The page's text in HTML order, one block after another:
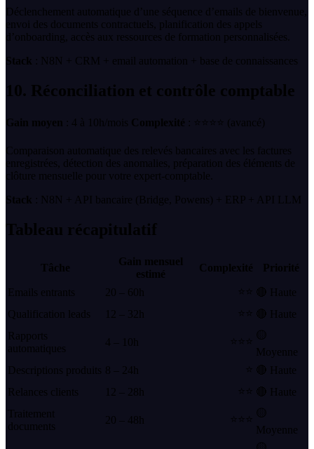
Déclenchement automatique d’une séquence d’emails de bienvenue,
envoi des documents contractuels, planification des appels
d’onboarding, accès aux ressources de formation personnalisées.
Stack
: N8N + CRM + email automation + base de connaissances
10. Réconciliation et contrôle comptable
Gain moyen : 4 à 10h/mois Complexité : ⭐⭐⭐⭐ (avancé)
Comparaison automatique des relevés bancaires avec les factures
enregistrées, détection des anomalies, préparation des éléments de
clôture mensuelle pour votre expert-comptable.
Stack
: N8N + API bancaire (Bridge, Powens) + ERP + API LLM
Tableau récapitulatif
Tâche
Gain mensuel
estimé
Complexité Priorité
Emails entrants 20 – 60h ⭐⭐
🔴 Haute
Qualification leads
12 – 32h ⭐⭐
🔴 Haute
Rapports
automatiques
4 – 10h ⭐⭐⭐
🟡
Moyenne
Descriptions produits 8 – 24h ⭐
🔴 Haute
Relances clients
12 – 28h ⭐⭐
🔴 Haute
Traitement
documents
20 – 48h ⭐⭐⭐
🟡
Moyenne